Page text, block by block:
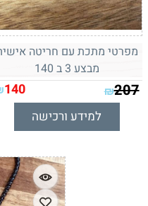
מפרטי מתכת עם חריטה
מבצע 3 ב 140
₪207
140
למידע ורכישה